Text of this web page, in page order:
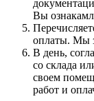
Вы
оплаты. Мы
В день,
со склада
своем
работ и